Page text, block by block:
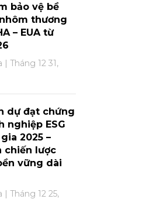
bảo vệ bề
thương
– EUA từ
Tháng 12 31,
dự đạt chứng
nghiệp ESG
2025 –
chiến lược
vững dài
Tháng 12 25,